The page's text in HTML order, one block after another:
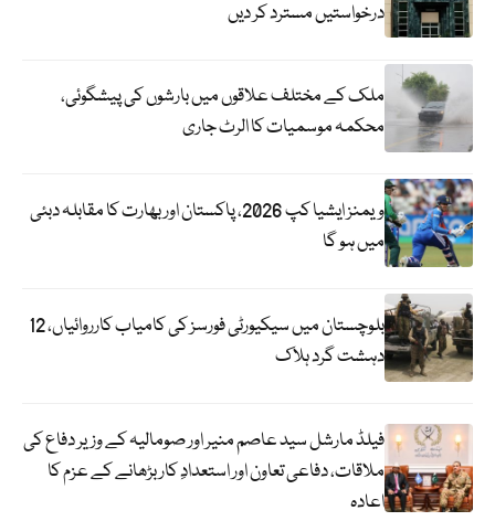
درخواستیں مسترد کر دیں
ملک کے مختلف علاقوں میں بارشوں کی پیشگوئی،
محکمہ موسمیات کا الرٹ جاری
ویمنز ایشیا کپ 2026، پاکستان اور بھارت کا مقابلہ دبئی
میں ہو گا
بلوچستان میں سیکیورٹی فورسز کی کامیاب کارروائیاں، 12
دہشت گرد ہلاک
فیلڈ مارشل سید عاصم منیر اور صومالیہ کے وزیر دفاع کی
ملاقات، دفاعی تعاون اور استعدادِ کار بڑھانے کے عزم کا
اعادہ